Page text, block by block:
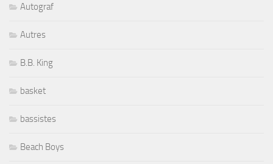
Autograf
Autres
B.B. King
basket
bassistes
Beach Boys